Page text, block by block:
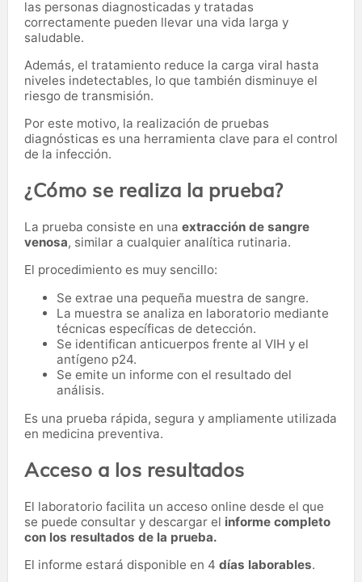
las personas diagnosticadas y tratadas
correctamente pueden llevar una vida larga y
saludable.
Además, el tratamiento reduce la carga viral hasta
niveles indetectables, lo que también disminuye el
riesgo de transmisión.
Por este motivo, la realización de pruebas
diagnósticas es una herramienta clave para el control
de la infección.
¿Cómo se realiza la prueba?
La prueba consiste en una extracción de sangre
venosa, similar a cualquier analítica rutinaria.
El procedimiento es muy sencillo:
Se extrae una pequeña muestra de sangre.
La muestra se analiza en laboratorio mediante
técnicas específicas de detección.
Se identifican anticuerpos frente al VIH y el
antígeno p24.
Se emite un informe con el resultado del
análisis.
Es una prueba rápida, segura y ampliamente utilizada
en medicina preventiva.
Acceso a los resultados
El laboratorio facilita un acceso online desde el que
se puede consultar y descargar el informe completo
con los resultados de la prueba.
El informe estará disponible en 4 días laborables.